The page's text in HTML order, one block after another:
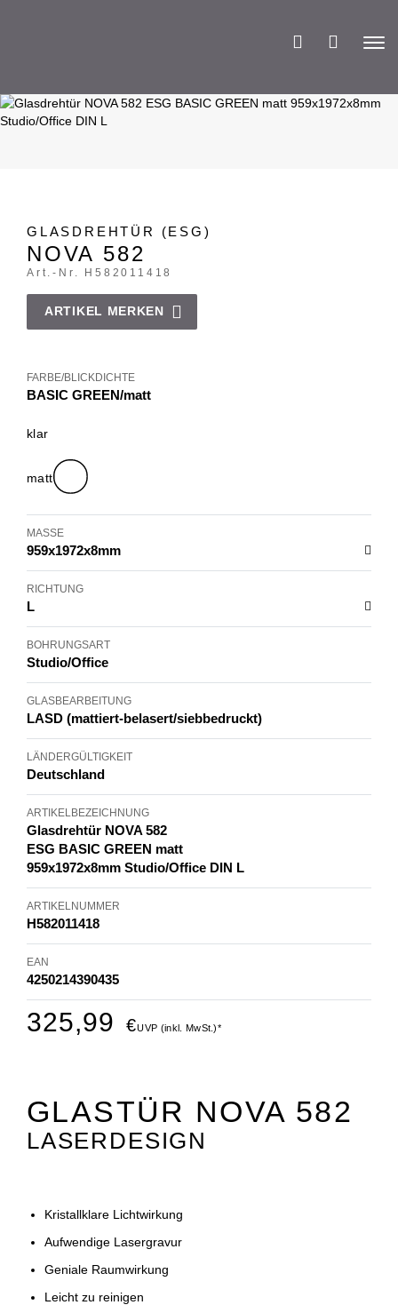
GLASDREHTÜR (ESG)
NOVA 582
Art.-Nr. H582011418
ARTIKEL MERKEN
FARBE/BLICKDICHTE
BASIC GREEN/matt
klar
matt BASIC GREEN, matt
MASSE
959x1972x8mm
RICHTUNG
L
BOHRUNGSART
Studio/Office
GLASBEARBEITUNG
LASD (mattiert-belasert/siebbedruckt)
LÄNDERGÜLTIGKEIT
Deutschland
ARTIKELBEZEICHNUNG
Glasdrehtür NOVA 582
ESG BASIC GREEN matt
959x1972x8mm Studio/Office DIN L
ARTIKELNUMMER
H582011418
EAN
4250214390435
325,99 €UVP (inkl. MwSt.)*
GLASTÜR NOVA 582
LASERDESIGN
Kristallklare Lichtwirkung
Aufwendige Lasergravur
Geniale Raumwirkung
Leicht zu reinigen